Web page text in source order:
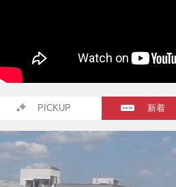
PICKUP 新着